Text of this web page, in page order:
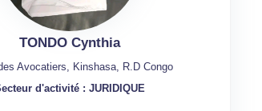
TONDO Cynthia
Avocatiers, Kinshasa, R.D Congo
d'activité : JURIDIQUE